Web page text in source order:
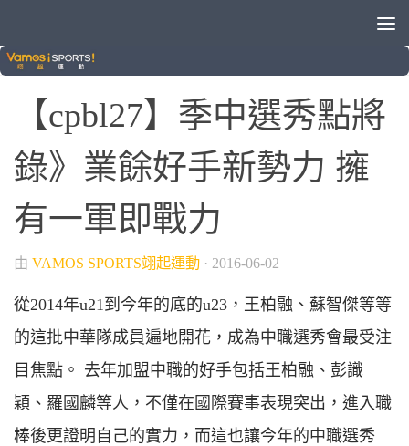
中華隊 / 狗吠火車
【cpbl27】季中選秀點將
錄》業餘好手新勢力 擁
有一軍即戰力
由 VAMOS SPORTS翊起運動 · 2016-06-02
從2014年u21到今年的底的u23，王柏融、蘇智傑等等
的這批中華隊成員遍地開花，成為中職選秀會最受注
目焦點。 去年加盟中職的好手包括王柏融、彭識
穎、羅國麟等人，不僅在國際賽事表現突出，進入職
棒後更證明自己的實力，而這也讓今年的中職選秀